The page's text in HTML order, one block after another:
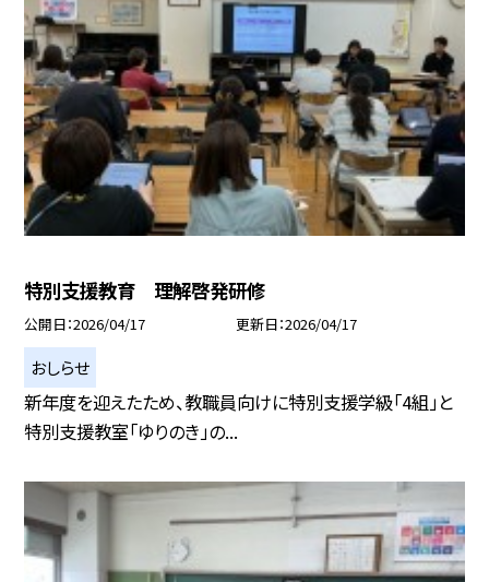
特別支援教育 理解啓発研修
公開日 2026/04/17 更新日 2026/04/17
おしらせ
新年度を迎えたため、教職員向けに特別支援学級「4組」と
特別支援教室「ゆりのき」の...